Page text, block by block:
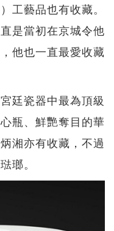
工藝品也有收藏。
是當初在京城令他
他也一直最愛收藏
廷瓷器中最為頂級
瓶、鮮艷奪目的華
湘亦有收藏，不過
瑯。